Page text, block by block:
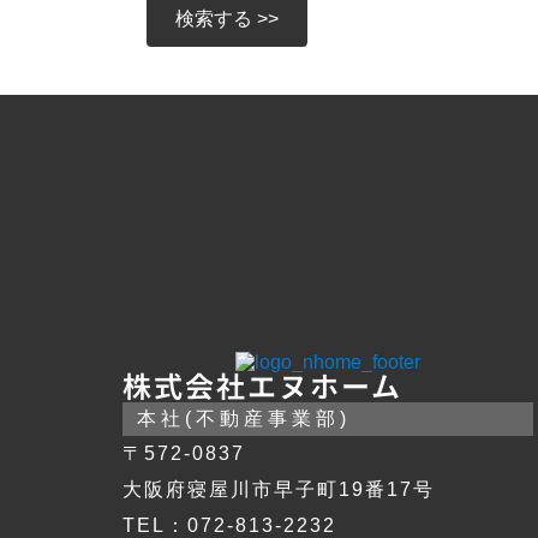
株式会社エヌホーム
本社(不動産事業部)
〒572-0837
大阪府寝屋川市早子町19番17号
TEL：072-813-2232